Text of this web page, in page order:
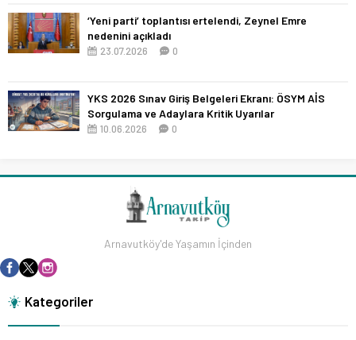
‘Yeni parti’ toplantısı ertelendi, Zeynel Emre
nedenini açıkladı
23.07.2026 0
YKS 2026 Sınav Giriş Belgeleri Ekranı: ÖSYM AİS
Sorgulama ve Adaylara Kritik Uyarılar
10.06.2026 0
Arnavutköy'de Yaşamın İçinden
Kategoriler